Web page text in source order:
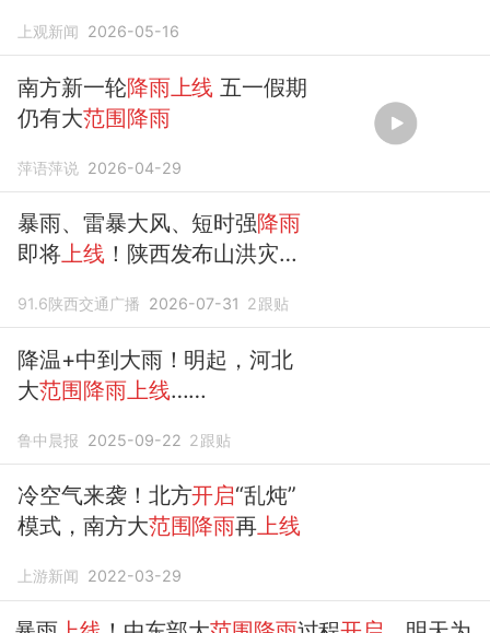
上观新闻 2026-05-16
南方新一轮降雨上线 五一假期
仍有大范围降雨
萍语萍说 2026-04-29
暴雨、雷暴大风、短时强降雨
即将上线 ！陕西发布山洪灾害
91.6陕西交通广播 2026-07-31 2跟贴
降温+中到大雨！明起，河北
大范围降雨上线……
鲁中晨报 2025-09-22 2跟贴
冷空气来袭！北方开启“乱炖”
模式，南方大范围降雨再上线
上游新闻 2022-03-29